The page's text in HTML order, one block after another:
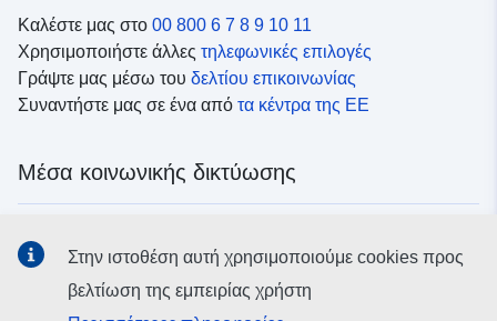
Καλέστε μας στο 00 800 6 7 8 9 10 11
Χρησιμοποιήστε άλλες τηλεφωνικές επιλογές
Γράψτε μας μέσω του δελτίου επικοινωνίας
Συναντήστε μας σε ένα από τα κέντρα της ΕΕ
Μέσα κοινωνικής δικτύωσης
δικτύωσηςΣτην ιστοθέση αυτή χρησιμοποιούμε cookies προς
βελτίωση της εμπειρίας χρήστη